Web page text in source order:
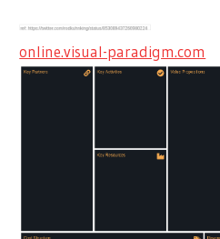
online.visual-paradigm.com